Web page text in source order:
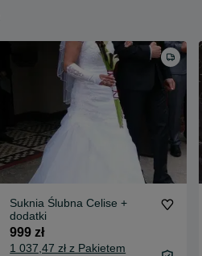
Suknia Ślubna Celise +
dodatki
999 zł
1 037,47 zł z Pakietem